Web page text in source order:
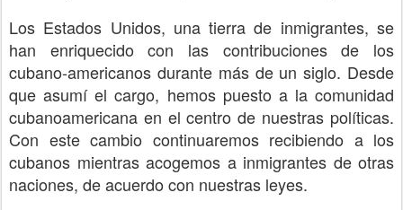
Los Estados Unidos, una tierra de inmigrantes, se
han enriquecido con las contribuciones de los
cubano-americanos durante más de un siglo. Desde
que asumí el cargo, hemos puesto a la comunidad
cubanoamericana en el centro de nuestras políticas.
Con este cambio continuaremos recibiendo a los
cubanos mientras acogemos a inmigrantes de otras
naciones, de acuerdo con nuestras leyes.